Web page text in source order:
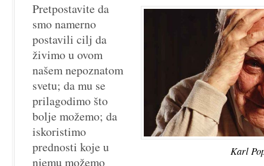
citati
Karl
Pretpostavite da
smo namerno
postavili cilj da
živimo u ovom
našem nepoznatom
svetu; da mu se
prilagodimo što
bolje možemo; da
iskoristimo
prednosti koje u
njemu možemo